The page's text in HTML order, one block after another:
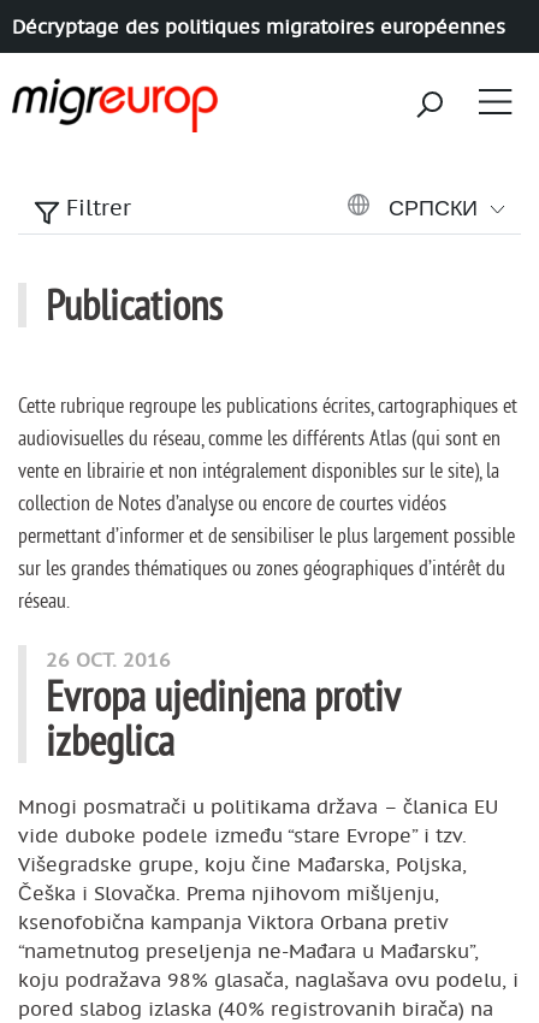
Décryptage des politiques migratoires européennes
Filtrer СРПСКИ
Publications
Cette rubrique regroupe les publications écrites, cartographiques et
audiovisuelles du réseau, comme les différents Atlas (qui sont en
vente en librairie et non intégralement disponibles sur le site), la
collection de Notes d’analyse ou encore de courtes vidéos
permettant d’informer et de sensibiliser le plus largement possible
sur les grandes thématiques ou zones géographiques d’intérêt du
réseau.
Articles de cette rubrique
26 OCT. 2016
Evropa ujedinjena protiv
izbeglica
Mnogi posmatrači u politikama država – članica EU
vide duboke podele između “stare Evrope” i tzv.
Višegradske grupe, koju čine Mađarska, Poljska,
Češka i Slovačka. Prema njihovom mišljenju,
ksenofobična kampanja Viktora Orbana pretiv
“nametnutog preseljenja ne-Mađara u Mađarsku”,
koju podražava 98% glasača, naglašava ovu podelu, i
pored slabog izlaska (40% registrovanih birača) na